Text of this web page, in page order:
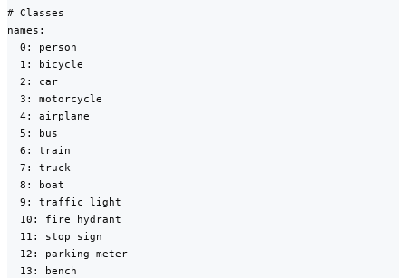
# Classes
names:
  0: person
  1: bicycle
  2: car
  3: motorcycle
  4: airplane
  5: bus
  6: train
  7: truck
  8: boat
  9: traffic light
  10: fire hydrant
  11: stop sign
  12: parking meter
  13: bench